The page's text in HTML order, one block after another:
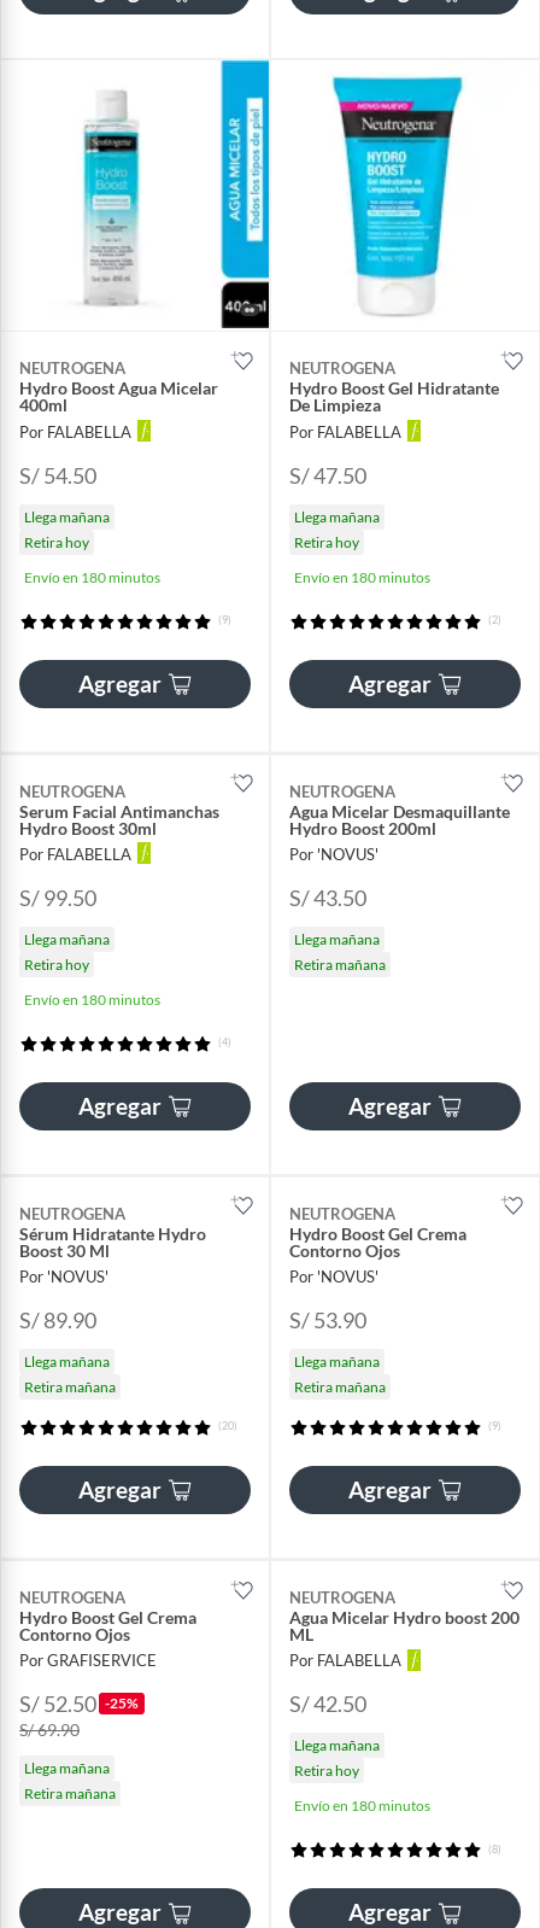
NEUTROGENA
Hydro Boost Agua Micelar
400ml
Por FALABELLA
S/ 54.50
Llega mañana
Retira hoy
Envío en 180 minutos
(9)
Agregar
NEUTROGENA
Hydro Boost Gel Hidratante
De Limpieza
Por FALABELLA
S/ 47.50
Llega mañana
Retira hoy
Envío en 180 minutos
(2)
Agregar
NEUTROGENA
Serum Facial Antimanchas
Hydro Boost 30ml
Por FALABELLA
S/ 99.50
Llega mañana
Retira hoy
Envío en 180 minutos
(4)
Agregar
NEUTROGENA
Agua Micelar Desmaquillante
Hydro Boost 200ml
Por 'NOVUS'
S/ 43.50
Llega mañana
Retira mañana
Agregar
NEUTROGENA
Sérum Hidratante Hydro
Boost 30 Ml
Por 'NOVUS'
S/ 89.90
Llega mañana
Retira mañana
(20)
Agregar
NEUTROGENA
Hydro Boost Gel Crema
Contorno Ojos
Por 'NOVUS'
S/ 53.90
Llega mañana
Retira mañana
(9)
Agregar
NEUTROGENA
Hydro Boost Gel Crema
Contorno Ojos
Por GRAFISERVICE
S/ 52.50 -25%
S/ 69.90
Llega mañana
Retira mañana
Agregar
NEUTROGENA
Agua Micelar Hydro boost 200
ML
Por FALABELLA
S/ 42.50
Llega mañana
Retira hoy
Envío en 180 minutos
(8)
Agregar